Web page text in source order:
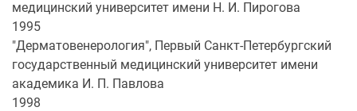
медицинский университет имени Н. И. Пирогова
1995
"Дерматовенерология", Первый Санкт-Петербургский
государственный медицинский университет имени
академика И. П. Павлова
1998